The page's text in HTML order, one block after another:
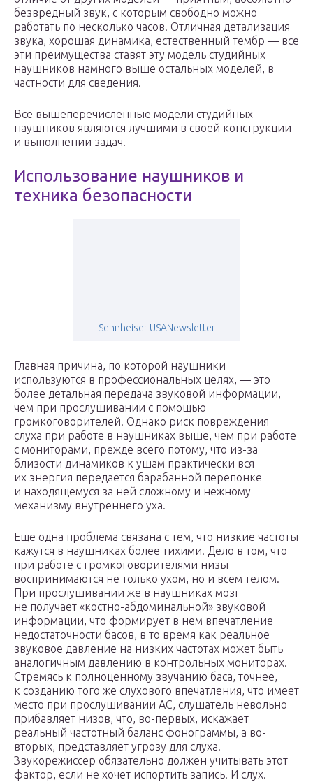
безвредный звук, с которым свободно можно
работать по несколько часов. Отличная детализация
звука, хорошая динамика, естественный тембр — все
эти преимущества ставят эту модель студийных
наушников намного выше остальных моделей, в
частности для сведения.
Все вышеперечисленные модели студийных
наушников являются лучшими в своей конструкции
и выполнении задач.
Использование наушников и
техника безопасности
Sennheiser USANewsletter
Главная причина, по которой наушники
используются в профессиональных целях, — это
более детальная передача звуковой информации,
чем при прослушивании с помощью
громкоговорителей. Однако риск повреждения
слуха при работе в наушниках выше, чем при работе
с мониторами, прежде всего потому, что из-за
близости динамиков к ушам практически вся
их энергия передается барабанной перепонке
и находящемуся за ней сложному и нежному
механизму внутреннего уха.
Еще одна проблема связана с тем, что низкие частоты
кажутся в наушниках более тихими. Дело в том, что
при работе с громкоговорителями низы
воспринимаются не только ухом, но и всем телом.
При прослушивании же в наушниках мозг
не получает «костно-абдоминальной» звуковой
информации, что формирует в нем впечатление
недостаточности басов, в то время как реальное
звуковое давление на низких частотах может быть
аналогичным давлению в контрольных мониторах.
Стремясь к полноценному звучанию баса, точнее,
к созданию того же слухового впечатления, что имеет
место при прослушивании АС, слушатель невольно
прибавляет низов, что, во-первых, искажает
реальный частотный баланс фонограммы, а во-
вторых, представляет угрозу для слуха.
Звукорежиссер обязательно должен учитывать этот
фактор, если не хочет испортить запись. И слух.